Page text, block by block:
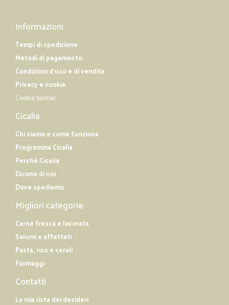
Informazioni
Tempi di spedizione
Metodi di pagamento
Condizioni d'uso e di vendita
Privacy e cookie
Cookie banner
Cicalia
Chi siamo e come funziona
Programma Cicalia
Perché Cicalia
Dicono di noi
Dove spediamo
Migliori categorie
Carne fresca e lavorata
Salumi e affettati
Pasta, riso e cerali
Formaggi
Contatti
La mia lista dei desideri